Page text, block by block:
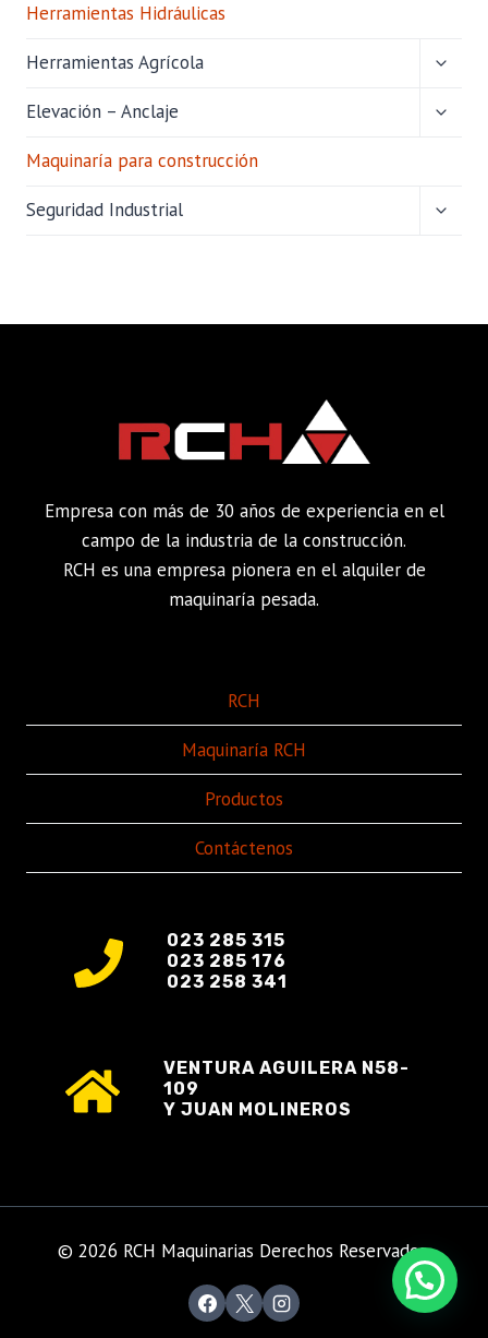
Herramientas Hidráulicas
Herramientas Agrícola
Elevación – Anclaje
Maquinaría para construcción
Seguridad Industrial
Empresa con más de 30 años de experiencia en el
campo de la industria de la construcción.
RCH es una empresa pionera en el alquiler de
maquinaría pesada.
RCH
Maquinaría RCH
Productos
Contáctenos
023 285 315
023 285 176
023 258 341
VENTURA AGUILERA N58-
109
Y JUAN MOLINEROS
© 2026 RCH Maquinarias Derechos Reservados.